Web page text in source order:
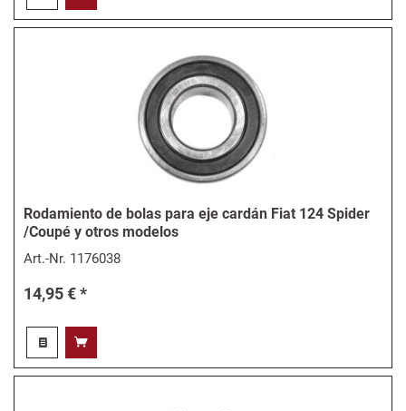
Rodamiento de bolas para eje cardán Fiat 124 Spider
/Coupé y otros modelos
Art.-Nr. 1176038
14,95 € *